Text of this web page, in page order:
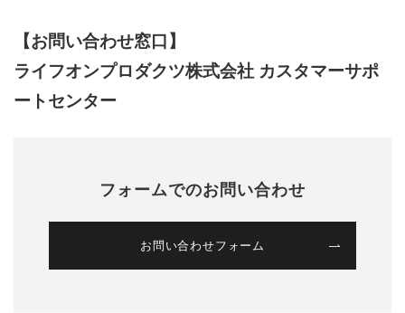
【お問い合わせ窓口】
ライフオンプロダクツ株式会社 カスタマーサポ
ートセンター
フォームでのお問い合わせ
お問い合わせフォーム